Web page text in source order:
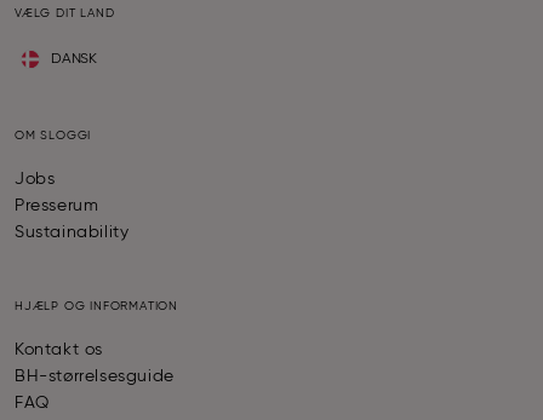
VÆLG DIT LAND
DANSK
OM SLOGGI
Jobs
Presserum
Sustainability
HJÆLP OG INFORMATION
Kontakt os
BH-størrelsesguide
FAQ